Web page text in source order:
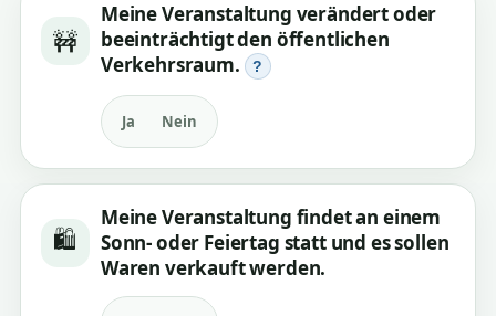
🚧
Meine Veranstaltung verändert oder
beeinträchtigt den öffentlichen
Verkehrsraum.
?
Ja Nein
🛍️
Meine Veranstaltung findet an einem
Sonn- oder Feiertag statt und es sollen
Waren verkauft werden.